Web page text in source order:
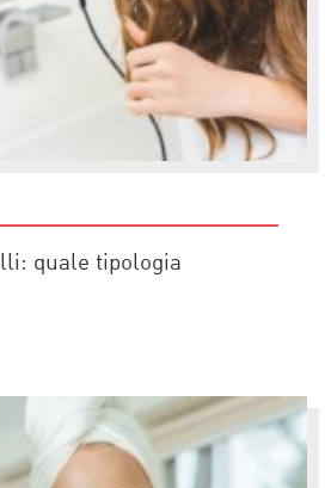
quale tipologia